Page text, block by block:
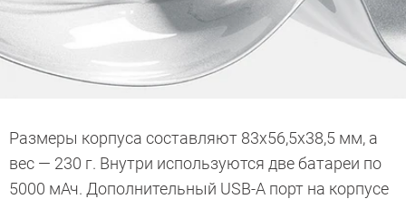
Размеры корпуса составляют 83х56,5х38,5 мм, а
вес — 230 г. Внутри используются две батареи по
5000 мАч. Дополнительный USB-A порт на корпусе